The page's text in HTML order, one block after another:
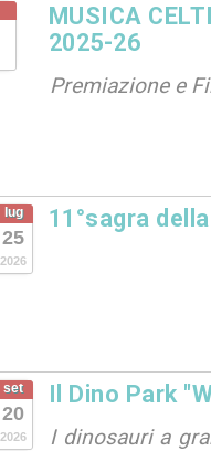
MUSICA
2025-26
Premiazione e
lug
25
2026
11°sagra
set
20
2026
Il Dino Park
I dinosauri a